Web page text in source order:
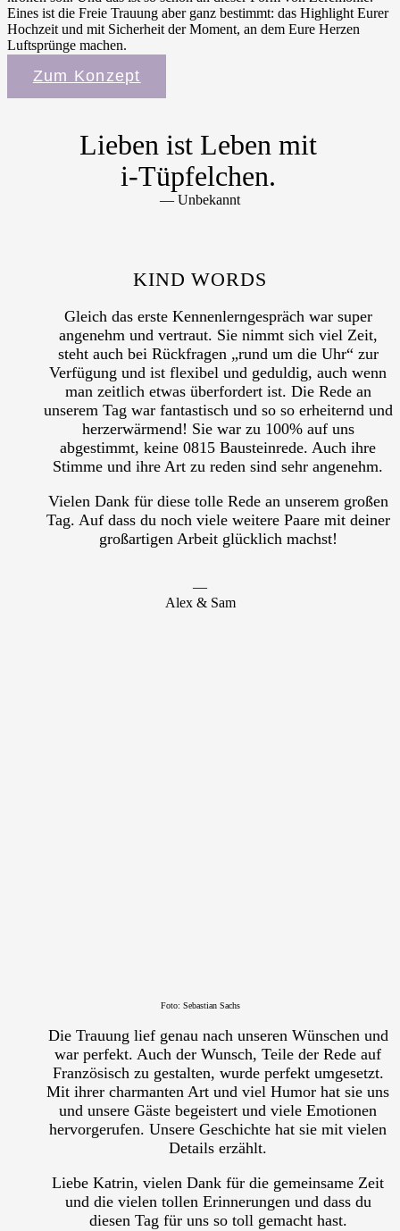
Eines ist die Freie Trauung aber ganz bestimmt: das Highlight Eurer
Hochzeit und mit Sicherheit der Moment, an dem Eure Herzen
Luftsprünge machen.
Zum Konzept
Lieben ist Leben mit
i‑Tüpfelchen.
― Unbekannt
KIND WORDS
Gleich das erste Kennenlerngespräch war super
angenehm und vertraut. Sie nimmt sich viel Zeit,
steht auch bei Rückfragen „rund um die Uhr“ zur
Verfügung und ist flexibel und geduldig, auch wenn
man zeitlich etwas überfordert ist. Die Rede an
unserem Tag war fantastisch und so so erheiternd und
herzerwärmend! Sie war zu 100% auf uns
abgestimmt, keine 0815 Bausteinrede. Auch ihre
Stimme und ihre Art zu reden sind sehr angenehm.
Vielen Dank für diese tolle Rede an unserem großen
Tag. Auf dass du noch viele weitere Paare mit deiner
großartigen Arbeit glücklich machst!
―
Alex & Sam
Foto: Sebastian Sachs
Die Trauung lief genau nach unseren Wünschen und
war perfekt. Auch der Wunsch, Teile der Rede auf
Französisch zu gestalten, wurde perfekt umgesetzt.
Mit ihrer charmanten Art und viel Humor hat sie uns
und unsere Gäste begeistert und viele Emotionen
hervorgerufen. Unsere Geschichte hat sie mit vielen
Details erzählt.
Liebe Katrin, vielen Dank für die gemeinsame Zeit
und die vielen tollen Erinnerungen und dass du
diesen Tag für uns so toll gemacht hast.